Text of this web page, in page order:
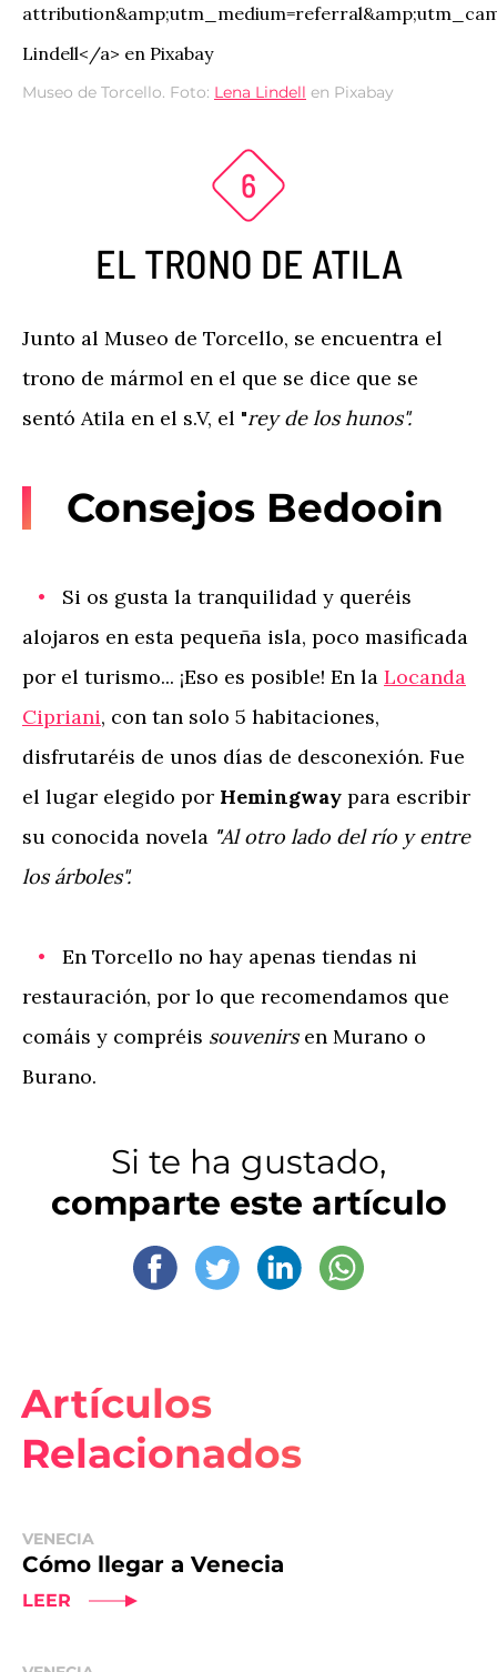
Museo de Torcello. Foto: Lena Lindell en Pixabay
EL TRONO DE ATILA
Junto al Museo de Torcello, se encuentra el
trono de mármol en el que se dice que se
sentó Atila en el s.V, el "rey de los hunos".
Consejos Bedooin
Si os gusta la tranquilidad y queréis
alojaros en esta pequeña isla, poco masificada
por el turismo... ¡Eso es posible! En la Locanda
Cipriani, con tan solo 5 habitaciones,
disfrutaréis de unos días de desconexión. Fue
el lugar elegido por Hemingway para escribir
su conocida novela "Al otro lado del río y entre
los árboles".
En Torcello no hay apenas tiendas ni
restauración, por lo que recomendamos que
comáis y compréis souvenirsen Murano o
Burano.
Si te ha gustado,
comparte este artículo
Artículos
Relacionados
VENECIA
Cómo llegar a Venecia
LEER